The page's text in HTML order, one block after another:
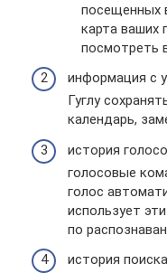
посещенных
карта ваших
посмотреть
информация с
Гуглу
календарь,
история
голосовые
голос
использует
по
история